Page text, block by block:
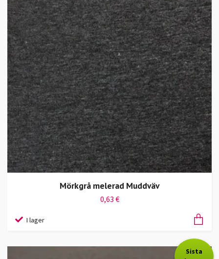
Mörkgrå melerad Muddväv
0,63 €
I lager
Sista